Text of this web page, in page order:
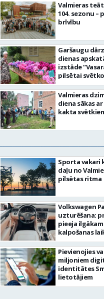
No pagaidu
centram – kā
Valmieras
104. sezonu –
brīvību
Garšaugu
dienas
izstāde
pilsētai
Valmieras
diena sākas ar
kakta
Sporta vakari
daļu no
pilsētas ritma
Volkswagen
uzturēšana:
pieeja ilgākam
kalpošanas
Pievienojies
miljoniem
identitātes
lietotājiem